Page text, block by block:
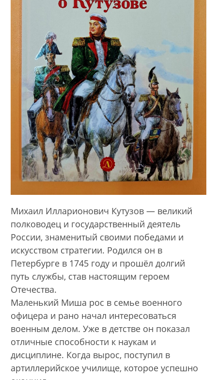
Михаил Илларионович Кутузов — великий
полководец и государственный деятель
России, знаменитый своими победами и
искусством стратегии. Родился он в
Петербурге в 1745 году и прошёл долгий
путь службы, став настоящим героем
Отечества.
Маленький Миша рос в семье военного
офицера и рано начал интересоваться
военным делом. Уже в детстве он показал
отличные способности к наукам и
дисциплине. Когда вырос, поступил в
артиллерийское училище, которое успешно